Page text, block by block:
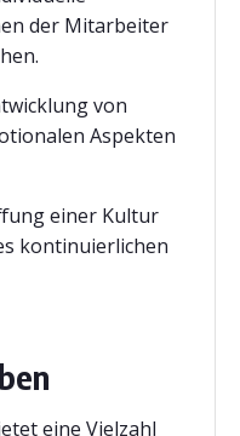
der Mitarbeiter
von
Aspekten
einer Kultur
kontinuierlichen
eine Vielzahl